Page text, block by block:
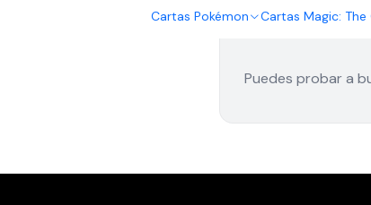
Cartas Pokémon Cartas Magic: The
Puedes probar a